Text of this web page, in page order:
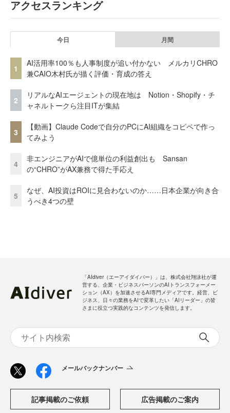
アクセスランキング
今日 月間
1
AI活用率100％も人事制度が追い付かない メルカリCHRO
兼CAIO木村氏が描く評価・育成の答え
2
リアルなAIエージェントの現在地は Notion・Shopify・チ
ャネルトークら注目ITが集結
3
【動画】Claude Codeで自分のPCにAI組織をコピペで作っ
てみよう
4
非エンジニアがAIで億単位の利益創出も Sansan
の“CHRO”がAX兼務で得た手応え
5
なぜ、AI投資はROIに見合わないのか……日本企業が向き合
うべき4つの壁
「AIdiver（エーアイダイバー）」は、株式会社翔泳社が運
営する、企業・ビジネスパーソンのAIトランスフォーメー
ション（AX）を加速させるAI専門メディアです。経営、ビ
ジネス、日々の業務をAIで変革したい「AIリーダー」の皆
さまに役立つ実践的なコンテンツを発信します。
メールバックナンバー
記事掲載のご依頼 広告掲載のご案内